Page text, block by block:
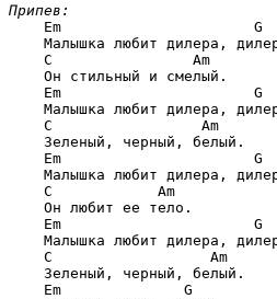
Припев:
Em                      G
Малышка любит дилера,
С                Am
    Он стильный и смелый.
Em                      G
Малышка любит дилера,
С                 Am
    Зеленый, черный, белый.
Em                      G
Малышка любит дилера,
С            Am
    Он любит ее тело.
Em                      G
Малышка любит дилера,
С                  Am
    Зеленый, черный, белый.
Em              G